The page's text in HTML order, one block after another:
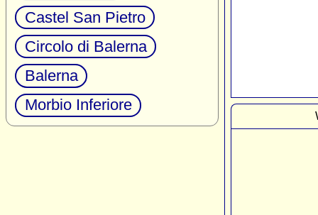
Castel San Pietro
Circolo di Balerna
Balerna
Morbio Inferiore